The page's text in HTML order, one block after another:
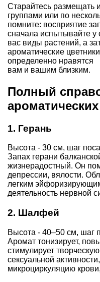
Старайтесь размещать
группами или по
помните: восприятие
сначала испытывайте у
вас виды растений, а
ароматические
определенно нравятся
вам и вашим близким.
Полный
1. Герань
Высота - 30 см, шаг
Запах герани
жизнерадостный. Он
депрессии, вялости.
легким
деятельность нервной
2. Шалфей
Высота - 40–50 см, шаг
Аромат тонизирует,
стимулирует
сексуальной
микроциркуляцию